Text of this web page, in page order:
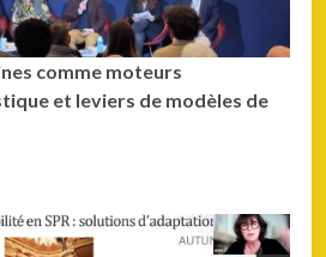
comme moteurs
et leviers de modèles de